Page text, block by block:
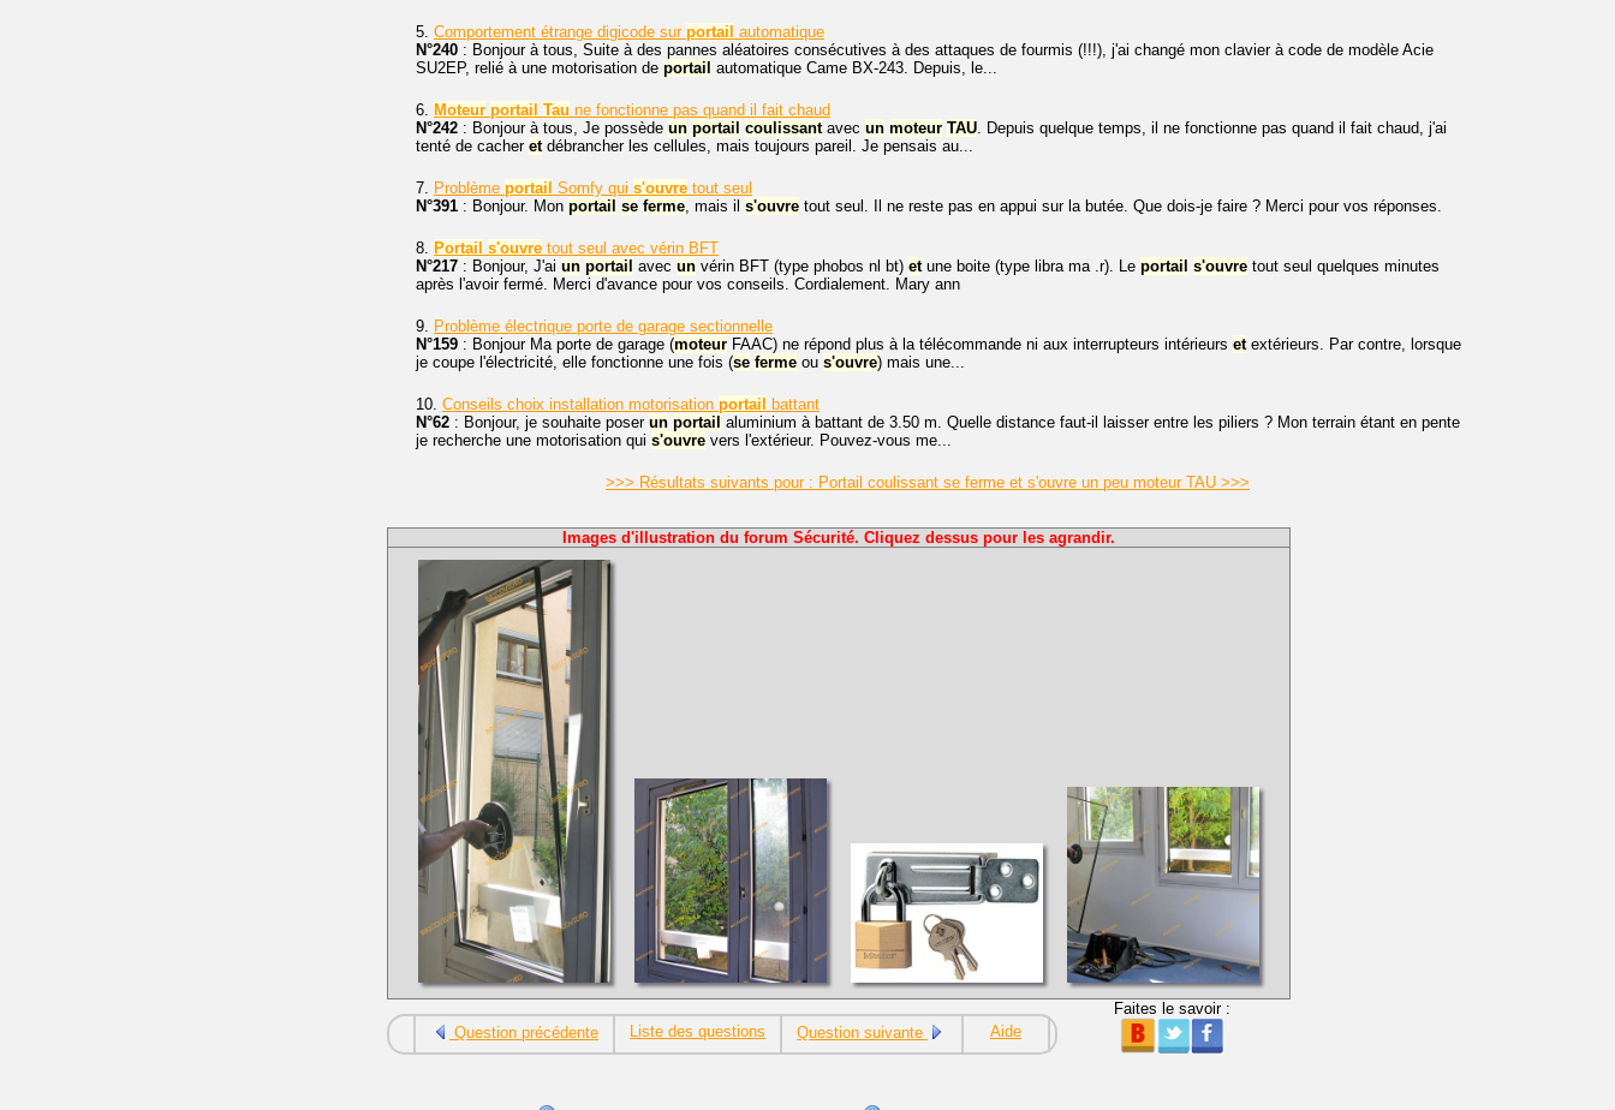
5. Comportement étrange digicode sur portail automatique
N°240 : Bonjour à tous, Suite à des pannes aléatoires consécutives à des attaques de fourmis (!!!), j'ai changé mon clavier à code de modèle Acie
SU2EP, relié à une motorisation de portail automatique Came BX-243. Depuis, le...
6. Moteur portail Tau ne fonctionne pas quand il fait chaud
N°242 : Bonjour à tous, Je possède un portail coulissantavec un moteur TAU. Depuis quelque temps, il ne fonctionne pas quand il fait chaud, j'ai
tenté de cacher etdébrancher les cellules, mais toujours pareil. Je pensais au...
7. Problème portail Somfy qui s'ouvre tout seul
N°391 : Bonjour. Mon portail se ferme, mais il s'ouvre tout seul. Il ne reste pas en appui sur la butée. Que dois-je faire ? Merci pour vos réponses.
8. Portail s'ouvre tout seul avec vérin BFT
N°217 : Bonjour, J'ai un portail avec un vérin BFT (type phobos nl bt) etune boite (type libra ma .r). Le portail s'ouvre tout seul quelques minutes
après l'avoir fermé. Merci d'avance pour vos conseils. Cordialement. Mary ann
9. Problème électrique porte de garage sectionnelle
N°159 : Bonjour Ma porte de garage (moteur FAAC) ne répond plus à la télécommande ni aux interrupteurs intérieurs etextérieurs. Par contre, lorsque
je coupe l'électricité, elle fonctionne une fois (se ferme ou s'ouvre) mais une...
10. Conseils choix installation motorisation portail
battant
N°62 : Bonjour, je souhaite poser un portail aluminium à battant de 3.50 m. Quelle distance faut-il laisser entre les piliers ? Mon terrain étant en pente
je recherche une motorisation qui s'ouvre vers l'extérieur. Pouvez-vous me...
>>> Résultats suivants pour : Portail coulissant se ferme et s'ouvre un peu moteur TAU >>>
Images d'illustration du forum Sécurité. Cliquez dessus pour les agrandir.
Question précédente Liste des questions Question suivante Aide
Faites le savoir :